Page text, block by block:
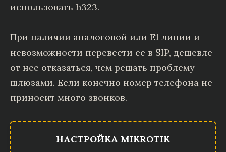
использовать h323.
При наличии аналоговой или E1 линии и
невозможности перевести ее в SIP, дешевле
от нее отказаться, чем решать проблему
шлюзами. Если конечно номер телефона не
приносит много звонков.
НАСТРОЙКА MIKROTIK